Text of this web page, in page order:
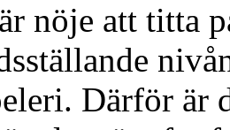
nöje att titta
Därför är